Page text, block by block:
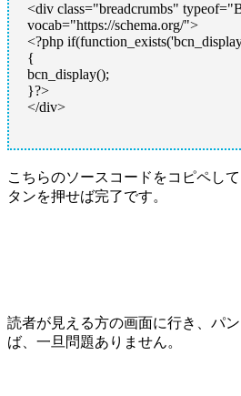
<div class="breadcrumbs"
vocab="https://schema.org/">
<?php
{
bcn_display();
}?>
</div>
こちらのソースコードをコピペし
タンを押せば完了です。
読者が見える方の画面に行き、パ
ば、一旦問題ありません。